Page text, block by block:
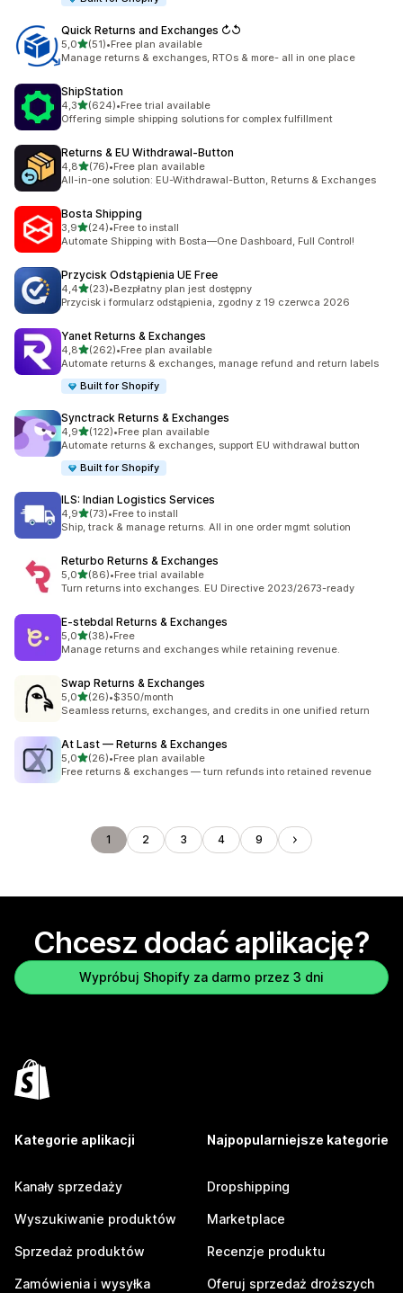
Quick Returns and Exchanges ↻↺
5,0na 5 gwiazdek
(51)
Łączna liczba recenzji: 51
•Free plan available
Manage returns & exchanges, RTOs & more- all in one place
ShipStation
4,3na 5 gwiazdek
(624)
Łączna liczba recenzji: 624
•Free trial available
Offering simple shipping solutions for complex fulfillment
Returns & EU Withdrawal‑Button
4,8na 5 gwiazdek
(76)
Łączna liczba recenzji: 76
•Free plan available
All-in-one solution: EU-Withdrawal-Button, Returns & Exchanges
Bosta Shipping
3,9na 5 gwiazdek
(24)
Łączna liczba recenzji: 24
•Free to install
Automate Shipping with Bosta—One Dashboard, Full Control!
Przycisk Odstąpienia UE Free
4,4na 5 gwiazdek
(23)
Łączna liczba recenzji: 23
•Bezpłatny plan jest dostępny
Przycisk i formularz odstąpienia, zgodny z 19 czerwca 2026
Yanet Returns & Exchanges
4,8na 5 gwiazdek
(262)
Łączna liczba recenzji: 262
•Free plan available
Automate returns & exchanges, manage refund and return labels
Built for Shopify
Synctrack Returns & Exchanges
4,9na 5 gwiazdek
(122)
Łączna liczba recenzji: 122
•Free plan available
Automate returns & exchanges, support EU withdrawal button
Built for Shopify
ILS: Indian Logistics Services
4,9na 5 gwiazdek
(73)
Łączna liczba recenzji: 73
•Free to install
Ship, track & manage returns. All in one order mgmt solution
Returbo Returns & Exchanges
5,0na 5 gwiazdek
(86)
Łączna liczba recenzji: 86
•Free trial available
Turn returns into exchanges. EU Directive 2023/2673-ready
E‑stebdal Returns & Exchanges
5,0na 5 gwiazdek
(38)
Łączna liczba recenzji: 38
•Free
Manage returns and exchanges while retaining revenue.
Swap Returns & Exchanges
5,0na 5 gwiazdek
(26)
Łączna liczba recenzji: 26
•$350/month
Seamless returns, exchanges, and credits in one unified return
At Last — Returns & Exchanges
5,0na 5 gwiazdek
(26)
Łączna liczba recenzji: 26
•Free plan available
Free returns & exchanges — turn refunds into retained revenue
1 2 3 4 9
Chcesz dodać aplikację?
Wypróbuj Shopify za darmo przez 3 dni
Kategorie aplikacji
Kanały sprzedaży
Wyszukiwanie produktów
Sprzedaż produktów
Zamówienia i wysyłka
Najpopularniejsze kategorie
Dropshipping
Marketplace
Recenzje produktu
Oferuj sprzedaż droższych